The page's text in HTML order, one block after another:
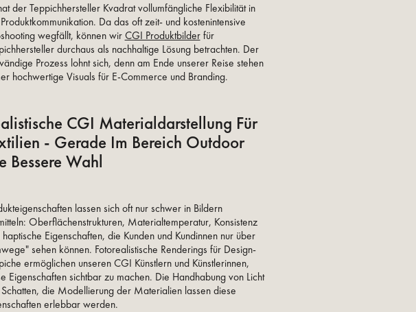
der Teppichhersteller Kvadrat vollumfängliche Flexibilität in
Da das oft zeit- und kostenintensive
wegfällt, können wir CGI Produktbilderfür
durchaus als nachhaltige Lösung betrachten. Der
Prozess lohnt sich, denn am Ende unserer Reise stehen
hochwertige Visuals für E-Commerce und Branding.
CGI Materialdarstellung Für
- Gerade Im Bereich Outdoor
Bessere Wahl
lassen sich oft nur schwer in Bildern
Oberflächenstrukturen, Materialtemperatur, Konsistenz
haptische Eigenschaften, die Kunden und Kundinnen nur über
sehen können. Fotorealistische Renderings für Design-
ermöglichen unseren CGI Künstlern und Künstlerinnen,
Eigenschaften sichtbar zu machen. Die Handhabung von Licht
Schatten, die Modellierung der Materialien lassen diese
erlebbar werden.